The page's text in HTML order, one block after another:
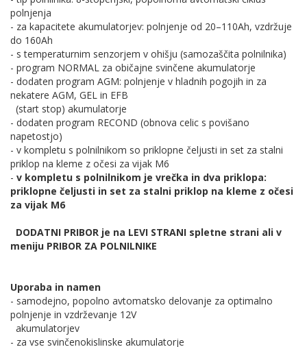
polnjenja
- za kapacitete akumulatorjev: polnjenje od 20–110Ah, vzdržuje
do 160Ah
- s temperaturnim senzorjem v ohišju (samozaščita polnilnika)
- program NORMAL za običajne svinčene akumulatorje
- dodaten program AGM: polnjenje v hladnih pogojih in za
nekatere AGM, GEL in EFB
(start stop) akumulatorje
- dodaten program RECOND (obnova celic s povišano
napetostjo)
- v kompletu s polnilnikom so priklopne čeljusti in set za stalni
priklop na kleme z očesi za vijak M6
- v kompletu s polnilnikom je vrečka in dva priklopa:
priklopne čeljusti in set za stalni priklop na kleme z očesi
za vijak M6
DODATNI PRIBOR je na LEVI STRANI spletne strani ali v
meniju PRIBOR ZA POLNILNIKE
Uporaba in namen
- samodejno, popolno avtomatsko delovanje za optimalno
polnjenje in vzdrževanje 12V
akumulatorjev
- za vse svinčenokislinske akumulatorje